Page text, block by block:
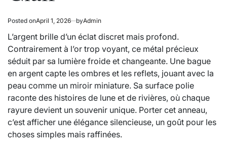
Posted onApril 1, 2026 byAdmin
L’argent brille d’un éclat discret mais profond.
Contrairement à l’or trop voyant, ce métal précieux
séduit par sa lumière froide et changeante. Une bague
en argent capte les ombres et les reflets, jouant avec la
peau comme un miroir miniature. Sa surface polie
raconte des histoires de lune et de rivières, où chaque
rayure devient un souvenir unique. Porter cet anneau,
c’est afficher une élégance silencieuse, un goût pour les
choses simples mais raffinées.